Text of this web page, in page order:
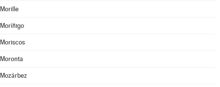
Morille
Moríñigo
Moriscos
Moronta
Mozárbez